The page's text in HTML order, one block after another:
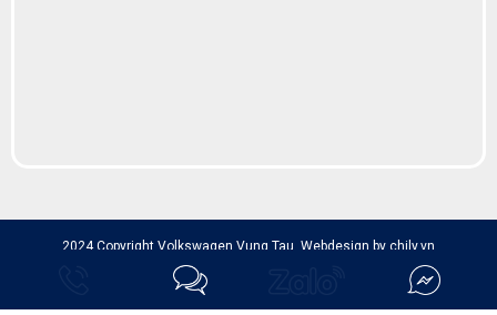
2024 Copyright Volkswagen Vung Tau. Webdesign by chily.vn